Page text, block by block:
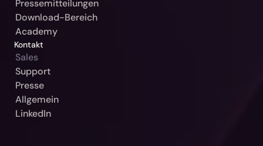
Pressemitteilungen
Download-Bereich
Academy
Kontakt
Unsere Gerichtsbarkeit
Bitte auswählen
Sales
Support
Presse
Allgemein
LinkedIn